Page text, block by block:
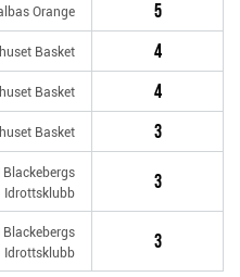
Orange 5
Basket 4
Basket 4
Basket 3
Blackebergs
Idrottsklubb
3
Blackebergs
Idrottsklubb
3